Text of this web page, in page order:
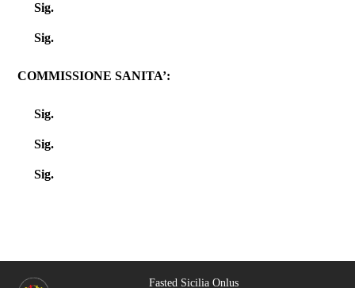
Sig.
Sig.
COMMISSIONE SANITA’:
Sig.
Sig.
Sig.
Fasted Sicilia Onlus